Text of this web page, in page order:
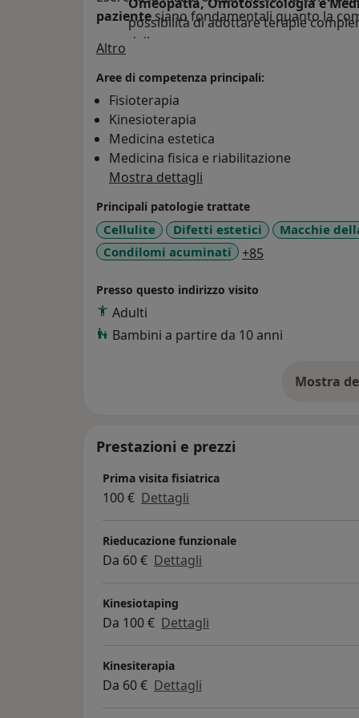
Omeopatia, Omotossicologia e
possibilità di adottare terapie
della persona.
pazientesiano fondamentali quanto la
Altro
Aree di competenza principali:
Fisioterapia
Kinesioterapia
Medicina estetica
Medicina fisica e riabilitazione
Mostra dettagli
Principali patologie trattate
Cellulite Difetti estetici Macchie
Condilomi acuminati
+85
Presso questo indirizzo visito
Adulti
Bambini a partire da 10 anni
Mostra
Prestazioni e prezzi
Prima visita fisiatrica
100 € Dettagli
Rieducazione funzionale
Da 60 € Dettagli
Kinesiotaping
Da 100 € Dettagli
Kinesiterapia
Da 60 € Dettagli